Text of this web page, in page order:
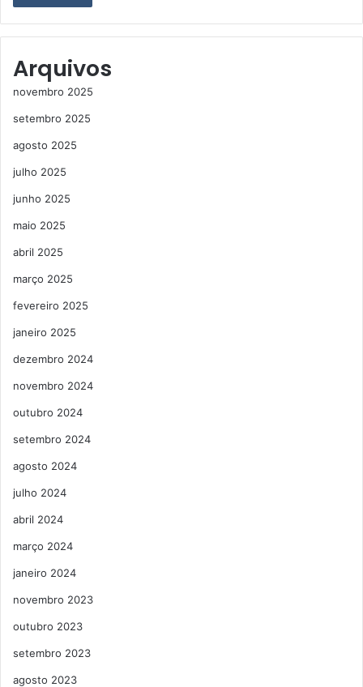
Arquivos
novembro 2025
setembro 2025
agosto 2025
julho 2025
junho 2025
maio 2025
abril 2025
março 2025
fevereiro 2025
janeiro 2025
dezembro 2024
novembro 2024
outubro 2024
setembro 2024
agosto 2024
julho 2024
abril 2024
março 2024
janeiro 2024
novembro 2023
outubro 2023
setembro 2023
agosto 2023